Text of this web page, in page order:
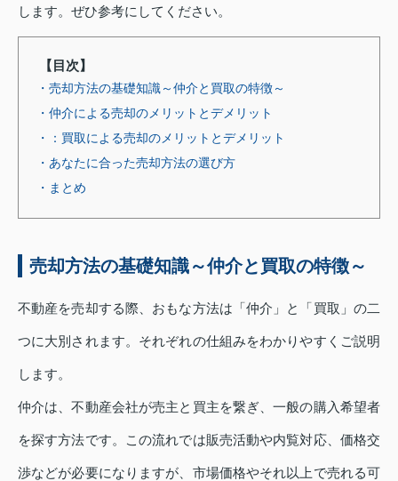
します。ぜひ参考にしてください。
【目次】
・売却方法の基礎知識～仲介と買取の特徴～
・仲介による売却のメリットとデメリット
・：買取による売却のメリットとデメリット
・あなたに合った売却方法の選び方
・まとめ
売却方法の基礎知識～仲介と買取の特徴～
不動産を売却する際、おもな方法は「仲介」と「買取」の二
つに大別されます。それぞれの仕組みをわかりやすくご説明
します。
仲介は、不動産会社が売主と買主を繋ぎ、一般の購入希望者
を探す方法です。この流れでは販売活動や内覧対応、価格交
渉などが必要になりますが、市場価格やそれ以上で売れる可